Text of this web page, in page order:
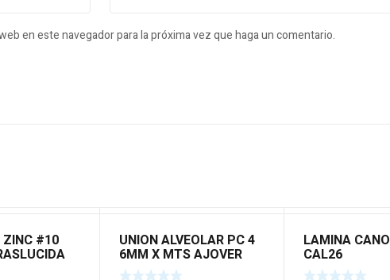
en este navegador para la próxima vez que haga un comentario.
#10 UNION ALVEOLAR PC 4
6MM X MTS AJOVER
LAMINA
CAL26